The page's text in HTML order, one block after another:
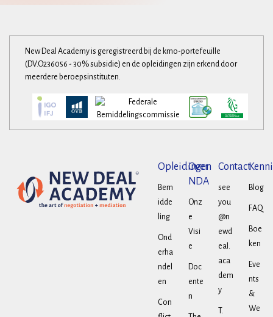
New Deal Academy is geregistreerd bij de kmo-portefeuille
(DV.O236056 - 30% subsidie) en de opleidingen zijn erkend door
meerdere beroepsinstituten.
Opleidingen
Bem
idde
ling
Ond
erha
ndel
en
Con
Over
NDA
Onz
e
Visi
e
Doc
ente
n
Contact
see
you
@n
ewd
eal.
aca
dem
y
T.
Blog
FAQ
Boe
ken
Eve
nts
&
We